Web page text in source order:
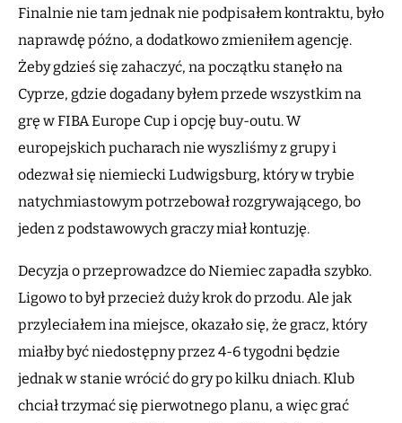
Finalnie nie tam jednak nie podpisałem kontraktu, było
naprawdę późno, a dodatkowo zmieniłem agencję.
Żeby gdzieś się zahaczyć, na początku stanęło na
Cyprze, gdzie dogadany byłem przede wszystkim na
grę w FIBA Europe Cup i opcję buy-outu. W
europejskich pucharach nie wyszliśmy z grupy i
odezwał się niemiecki Ludwigsburg, który w trybie
natychmiastowym potrzebował rozgrywającego, bo
jeden z podstawowych graczy miał kontuzję.
Decyzja o przeprowadzce do Niemiec zapadła szybko.
Ligowo to był przecież duży krok do przodu. Ale jak
przyleciałem ina miejsce, okazało się, że gracz, który
miałby być niedostępny przez 4-6 tygodni będzie
jednak w stanie wrócić do gry po kilku dniach. Klub
chciał trzymać się pierwotnego planu, a więc grać